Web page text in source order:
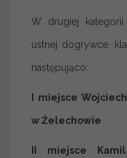
W drugiej
ustnej dogrywce,
następująco:
I miejsce
w Żelechowie
II miejsce